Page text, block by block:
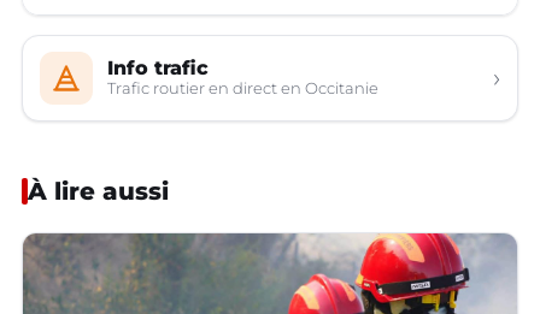
Info trafic
Trafic routier en direct en Occitanie ›
À lire aussi